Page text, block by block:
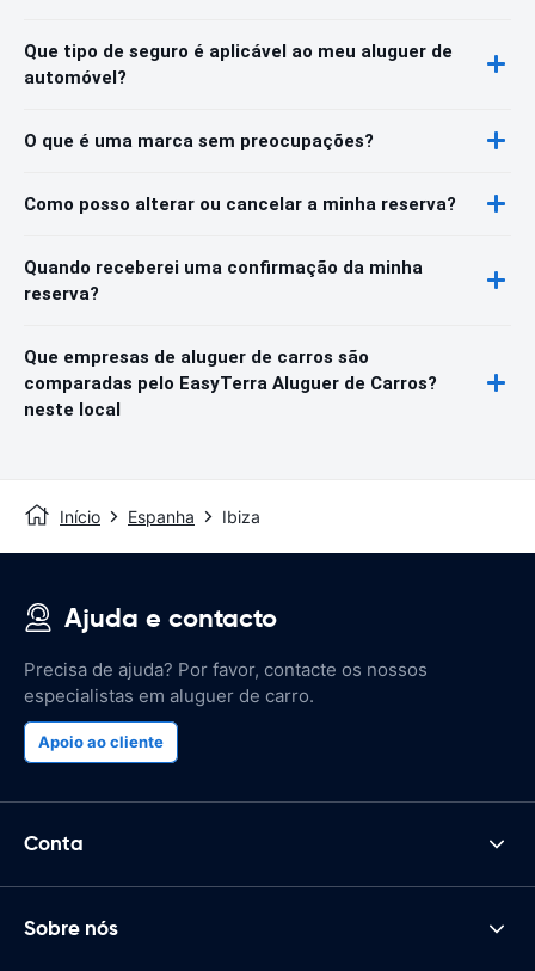
Que tipo de seguro é aplicável ao meu aluguer de
automóvel?
O que é uma marca sem preocupações?
Como posso alterar ou cancelar a minha reserva?
Quando receberei uma confirmação da minha
reserva?
Que empresas de aluguer de carros são
comparadas pelo EasyTerra Aluguer de Carros?
neste local
Início Espanha Ibiza
Ajuda e contacto
Precisa de ajuda? Por favor, contacte os nossos
especialistas em aluguer de carro.
Apoio ao cliente
Conta
Sobre nós